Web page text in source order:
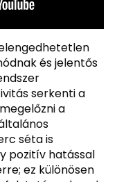
és jelentős
serkenti a
a
séta is
pozitív hatással
ez különösen